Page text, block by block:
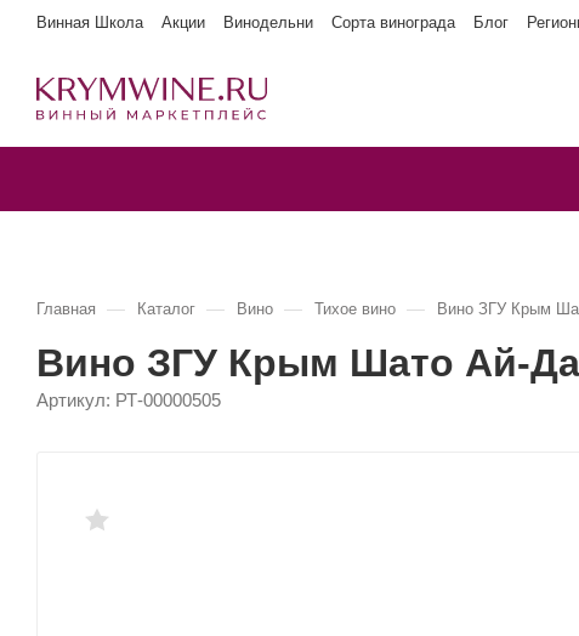
Винная Школа Акции Винодельни Сорта винограда Блог
Главная — Каталог — Вино — Тихое вино — Вино ЗГУ Крым
Вино ЗГУ Крым Шато Ай-
Артикул: РТ-00000505